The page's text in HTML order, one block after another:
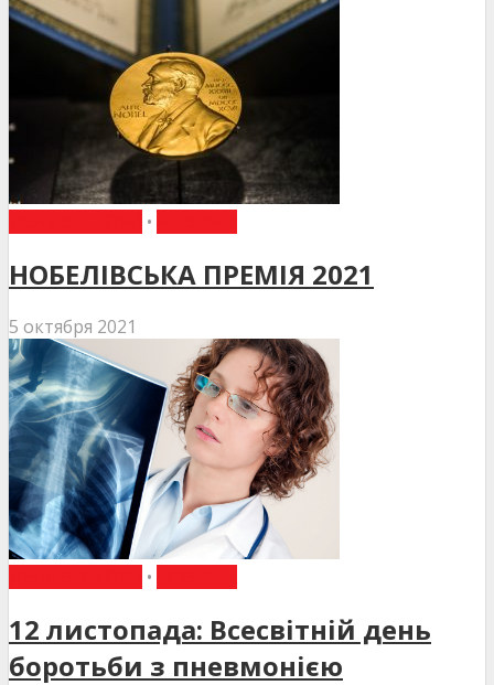
•
НОБЕЛІВСЬКА ПРЕМІЯ 2021
5 октября 2021
•
12 листопада: Всесвітній день
боротьби з пневмонією